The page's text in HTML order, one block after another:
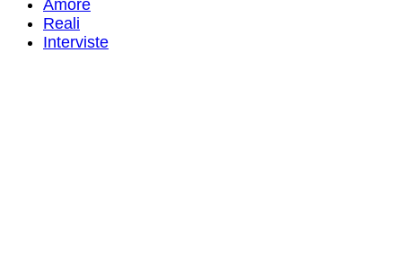
Amore
Reali
Interviste